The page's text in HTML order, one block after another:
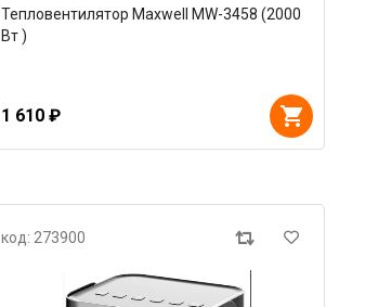
Тепловентилятор Maxwell MW-3458 (2000
Вт )
1 610 ₽
код: 273900